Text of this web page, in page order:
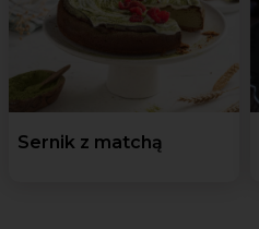
Sernik z matchą